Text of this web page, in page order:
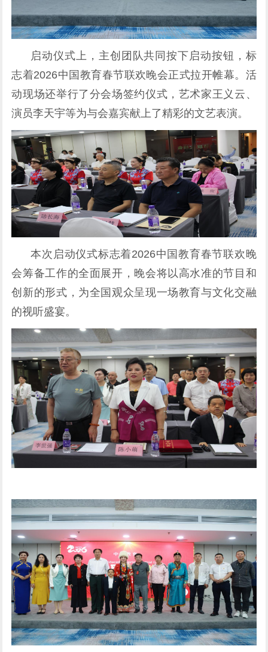
启动仪式上，主创团队共同按下启动按钮，标
志着2026中国教育春节联欢晚会正式拉开帷幕。活
动现场还举行了分会场签约仪式，艺术家王义云、
演员李天宇等为与会嘉宾献上了精彩的文艺表演。
本次启动仪式标志着2026中国教育春节联欢晚
会筹备工作的全面展开，晚会将以高水准的节目和
创新的形式，为全国观众呈现一场教育与文化交融
的视听盛宴。